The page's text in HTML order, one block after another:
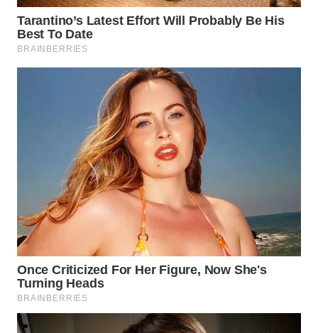
WN
INDRAMAYU
WN
MAJALENGKA
SUBANG
WN
SUKABUMI
WN
PURWAKARTA